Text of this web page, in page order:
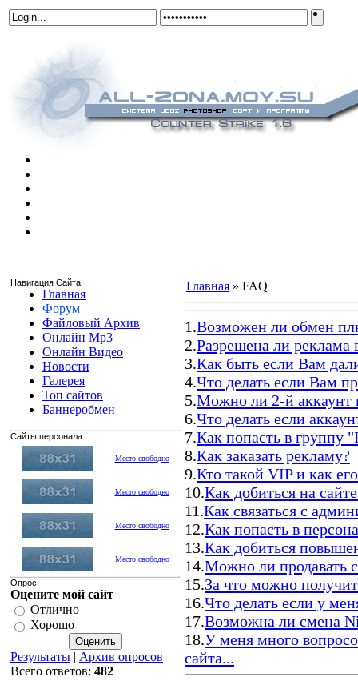
Навигация Сайта
Главная
Форум
Файловый Архив
Онлайн Mp3
Онлайн Видео
Новости
Галерея
Топ сайтов
Баннеробмен
Сайты персонала
Место свободно
Место свободно
Место свободно
Место свободно
Опрос
Оцените мой сайт
Отлично
Хорошо
Результаты | Архив опросов
Всего ответов: 482
Главная » FAQ
1.Возможен ли обмен
2.Разрешена ли реклама
3.Как быть если Вам
4.Что делать если Вам
5.Можно ли 2-й аккаунт
6.Что делать если
7.Как попасть в группу
8.Как заказать рекламу?
9.Кто такой VIP и как
10.Как добиться на
11.Как связаться с
12.Как попасть в
13.Как добиться
14.Можно ли продавать
15.За что можно
16.Что делать если у
17.Возможна ли смена
18.У меня много
сайта...